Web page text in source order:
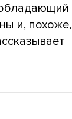
и, похоже,